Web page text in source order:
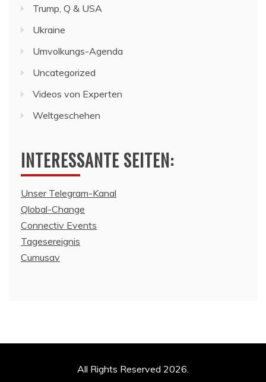
Trump, Q & USA
Ukraine
Umvolkungs-Agenda
Uncategorized
Videos von Experten
Weltgeschehen
INTERESSANTE SEITEN:
Unser Telegram-Kanal
Qlobal-Change
Connectiv Events
Tagesereignis
Cumusav
All Rights Reserved 2026.